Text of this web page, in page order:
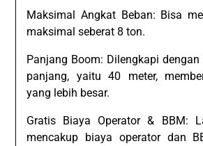
Maksimal Angkat Beban: Bisa
maksimal seberat 8 ton.
Panjang Boom: Dilengkapi
panjang, yaitu 40 meter,
yang lebih besar.
Gratis Biaya Operator & BBM:
mencakup biaya operator dan